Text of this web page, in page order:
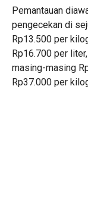
Pemantauan
pengecekan di
Rp13.500 per
Rp16.700 per
masing-masing
Rp37.000 per